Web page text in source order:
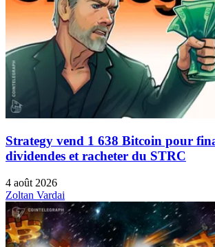
Strategy vend 1 638 Bitcoin pour
dividendes et racheter du STRC
4 août 2026
Zoltan Vardai